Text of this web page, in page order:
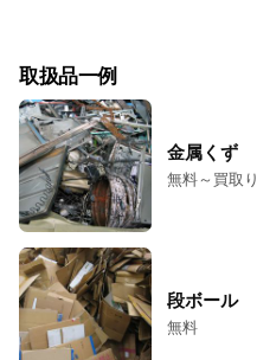
取扱品一例
金属くず
無料～買取り
段ボール
無料